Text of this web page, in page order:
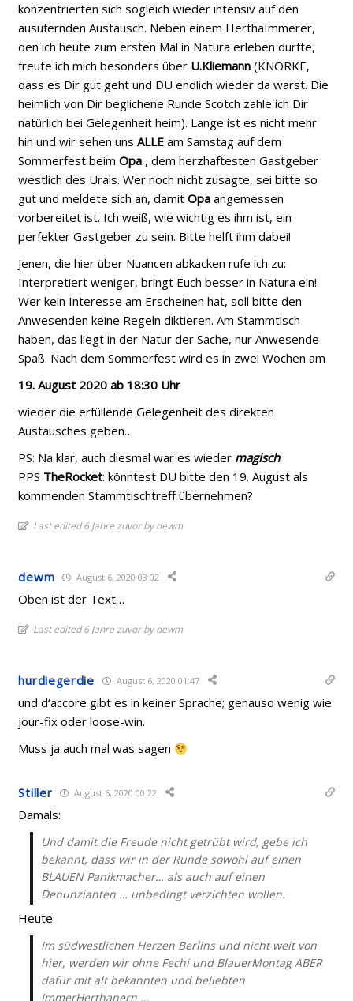
konzentrierten sich sogleich wieder intensiv auf den
ausufernden Austausch. Neben einem HerthaImmerer,
den ich heute zum ersten Mal in Natura erleben durfte,
freute ich mich besonders über U.Kliemann (KNORKE,
dass es Dir gut geht und DU endlich wieder da warst. Die
heimlich von Dir beglichene Runde Scotch zahle ich Dir
natürlich bei Gelegenheit heim). Lange ist es nicht mehr
hin und wir sehen unsALLE am Samstag auf dem
Sommerfest beimOpa , dem herzhaftesten Gastgeber
westlich des Urals. Wer noch nicht zusagte, sei bitte so
gut und meldete sich an, damitOpa angemessen
vorbereitet ist. Ich weiß, wie wichtig es ihm ist, ein
perfekter Gastgeber zu sein. Bitte helft ihm dabei!
Jenen, die hier über Nuancen abkacken rufe ich zu:
Interpretiert weniger, bringt Euch besser in Natura ein!
Wer kein Interesse am Erscheinen hat, soll bitte den
Anwesenden keine Regeln diktieren. Am Stammtisch
haben, das liegt in der Natur der Sache, nur Anwesende
Spaß. Nach dem Sommerfest wird es in zwei Wochen am
19. August 2020 ab 18:30 Uhr
wieder die erfüllende Gelegenheit des direkten
Austausches geben…
PS: Na klar, auch diesmal war es wieder magisch.
PPS TheRocket: könntest DU bitte den 19. August als
kommenden Stammtischtreff übernehmen?
Last edited 6 Jahre zuvor by dewm
dewm August 6, 2020 03:02
Oben ist der Text…
Last edited 6 Jahre zuvor by dewm
hurdiegerdie August 6, 2020 01:47
und d‘accore gibt es in keiner Sprache; genauso wenig wie
jour-fix oder loose-win.
Muss ja auch mal was sagen
Stiller August 6, 2020 00:22
Damals:
Und damit die Freude nicht getrübt wird, gebe ich
bekannt, dass wir in der Runde sowohl auf einen
BLAUEN Panikmacher… als auch auf einen
Denunzianten … unbedingt verzichten wollen.
Heute:
Im südwestlichen Herzen Berlins und nicht weit von
hier, werden wir ohne Fechi und BlauerMontag ABER
dafür mit alt bekannten und beliebten
ImmerHerthanern …